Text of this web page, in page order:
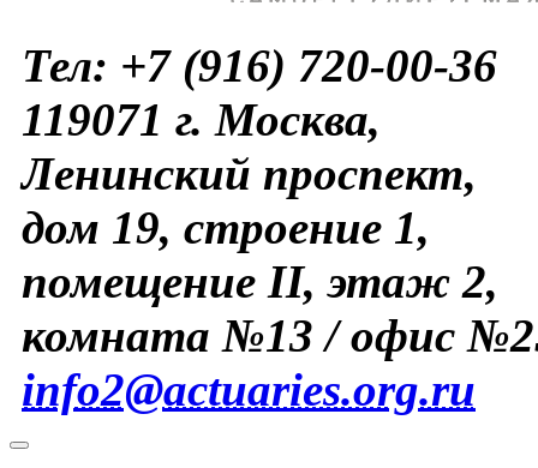
Тел: +7 (916) 720-00-36
119071 г. Москва,
Ленинский проспект,
дом 19, строение 1,
помещение II, этаж 2,
комната №13 / офис
info2@actuaries.org.ru